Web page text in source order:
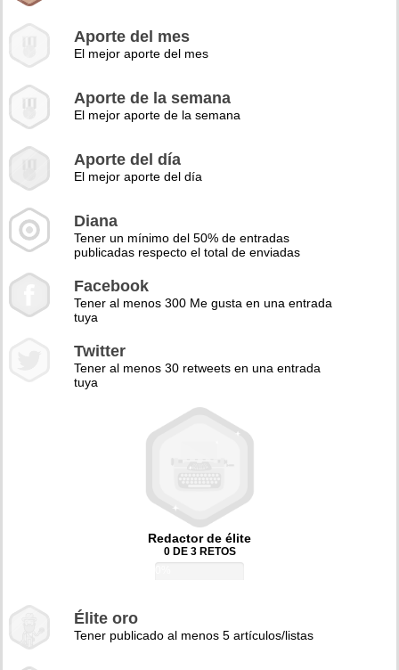
Aporte del mes
El mejor aporte del mes
Aporte de la semana
El mejor aporte de la semana
Aporte del día
El mejor aporte del día
Diana
Tener un mínimo del 50% de entradas
publicadas respecto el total de enviadas
Facebook
Tener al menos 300 Me gusta en una entrada
tuya
Twitter
Tener al menos 30 retweets en una entrada
tuya
Redactor de élite
0 DE 3 RETOS
Élite oro
Tener publicado al menos 5 artículos/listas